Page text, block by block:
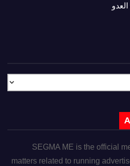
SEGMA ME is the official
matters related to running